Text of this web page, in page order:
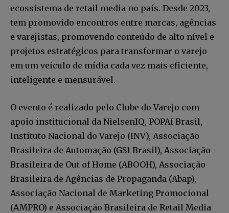
INSCREVA-SE
Li e aceito aPolítica de Privacidade.
Fãs Seguidores Seguidores
ecossistema de retail media no país. Desde 2023,
tem promovido encontros entre marcas, agências
e varejistas, promovendo conteúdo de alto nível e
projetos estratégicos para transformar o varejo
em um veículo de mídia cada vez mais eficiente,
inteligente e mensurável.
O evento é realizado pelo Clube do Varejo com
apoio institucional da NielsenIQ, POPAI Brasil,
Instituto Nacional do Varejo (INV), Associação
Brasileira de Automação (GS1 Brasil), Associação
Brasileira de Out of Home (ABOOH), Associação
Brasileira de Agências de Propaganda (Abap),
Associação Nacional de Marketing Promocional
(AMPRO) e Associação Brasileira de Retail Media